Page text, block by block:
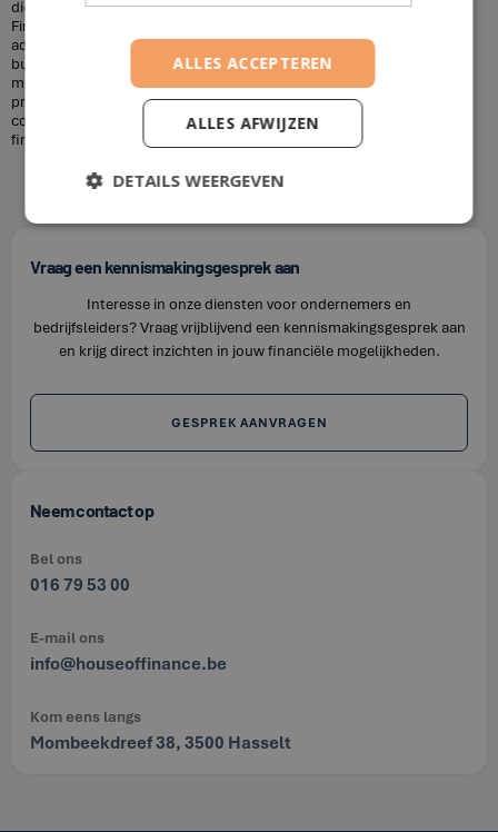
diensten die u nodig heeft en uw financiële situatie. Bij House of
Finance bieden wij betaalbare tarieven voor onze financiële
adviesdiensten, zodat u uw financiën kunt optimaliseren zonder uw
budget te overschrijden. Kortom, laat u niet misleiden door de
misvattingen over financieel adviseurs. Als u op zoek bent naar
professioneel en betrouwbaar financieel advies in Werken, neem dan
contact op met House of Finance. Wij staan klaar om u te helpen uw
financiële doelen te bereiken.
Vraag een kennismakingsgesprek aan
Interesse in onze diensten voor ondernemers en
bedrijfsleiders? Vraag vrijblijvend een kennismakingsgesprek aan
en krijg direct inzichten in jouw financiële mogelijkheden.
GESPREK AANVRAGEN
Neem contact op
Bel ons
016 79 53 00
E-mail ons
info@houseoffinance.be
Kom eens langs
Mombeekdreef 38, 3500 Hasselt
ALLES ACCEPTEREN
ALLES AFWIJZEN
DETAILS WEERGEVEN